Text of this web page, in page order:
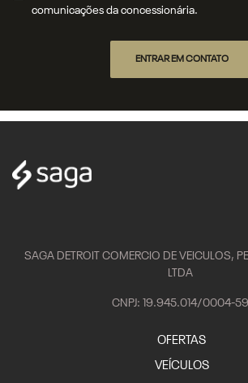
comunicações da concessionária.
ENTRAR EM CONTATO
SAGA DETROIT COMERCIO DE VEICULOS,
LTDA
CNPJ: 19.945.014/0004-59
OFERTAS
VEÍCULOS